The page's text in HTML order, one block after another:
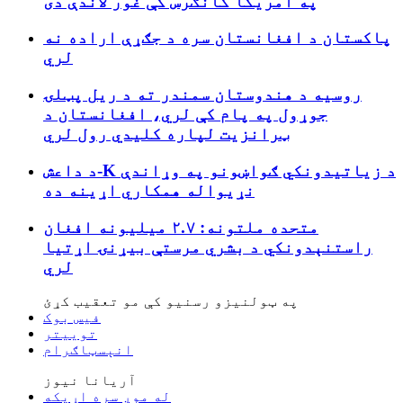
پاکستان د افغانستان سره د جګړې اراده نه
لري
روسیه د هندوستان سمندر ته د ریل پټلۍ
جوړول په پام کې لري، افغانستان د
ټرانزیت لپاره کلیدي رول لري
د داعش-K د زیاتیدونکي ګواښونو په وړاندې
نړیواله همکاري اړینه ده
متحده ملتونه: ۲.۷ میلیونه افغان
راستنېدونکي د بشري مرستې بیړنۍ اړتیا
لري
په ټولنیزو رسنیو کې مو تعقیب کړئ
فیس بوک
توییتر
انېسټاګرام
آریانا نیوز
له موږ سره اړیکه